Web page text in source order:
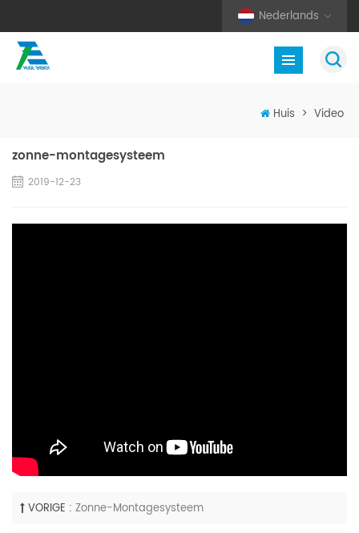
Nederlands
Huis > Video
zonne-montagesysteem
2019-12-23
VORIGE : Zonne-Montagesysteem